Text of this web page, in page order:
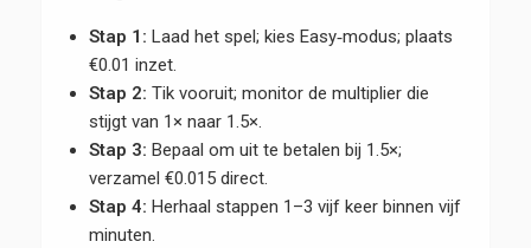
Stap 1: Laad het spel; kies Easy‑modus; plaats
€0.01 inzet.
Stap 2: Tik vooruit; monitor de multiplier die
stijgt van 1× naar 1.5×.
Stap 3: Bepaal om uit te betalen bij 1.5×;
verzamel €0.015 direct.
Stap 4: Herhaal stappen 1–3 vijf keer binnen vijf
minuten.